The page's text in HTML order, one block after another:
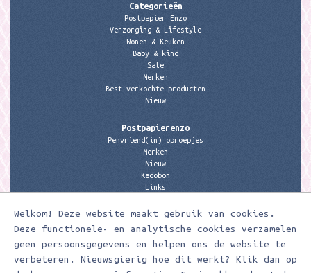
Welkom! Deze website maakt gebruik van cookies.
Deze functionele- en analytische cookies verzamelen
geen persoonsgegevens en helpen ons de website te
verbeteren. Nieuwsgierig hoe dit werkt? Klik dan op
Categorieën
Postpapier Enzo
Verzorging & Lifestyle
Wonen & Keuken
Baby & kind
Sale
Merken
Best verkochte producten
Nieuw
Postpapierenzo
Penvriend(in) oproepjes
Merken
Nieuw
Kadobon
Links
Contactgegevens
Meerleuks
anita@meerleuks.nl
06 – 107 163 36